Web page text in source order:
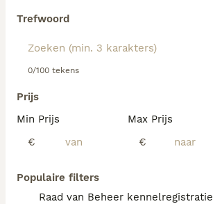
Trefwoord
0/100 tekens
Prijs
Min Prijs
€
Max Prijs
€
Populaire filters
Raad van Beheer kennelregistratie